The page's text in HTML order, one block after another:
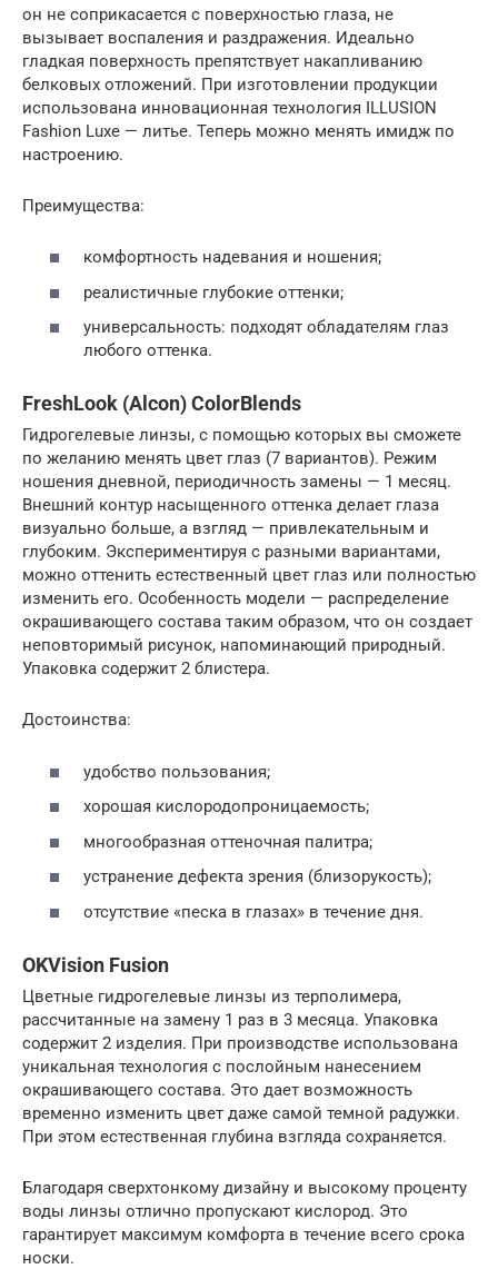
он не соприкасается с поверхностью глаза, не
вызывает воспаления и раздражения. Идеально
гладкая поверхность препятствует накапливанию
белковых отложений. При изготовлении продукции
использована инновационная технология ILLUSION
Fashion Luxe — литье. Теперь можно менять имидж по
настроению.
Преимущества:
комфортность надевания и ношения;
реалистичные глубокие оттенки;
универсальность: подходят обладателям глаз
любого оттенка.
FreshLook (Alcon) ColorBlends
Гидрогелевые линзы, с помощью которых вы сможете
по желанию менять цвет глаз (7 вариантов). Режим
ношения дневной, периодичность замены — 1 месяц.
Внешний контур насыщенного оттенка делает глаза
визуально больше, а взгляд — привлекательным и
глубоким. Экспериментируя с разными вариантами,
можно оттенить естественный цвет глаз или полностью
изменить его. Особенность модели — распределение
окрашивающего состава таким образом, что он создает
неповторимый рисунок, напоминающий природный.
Упаковка содержит 2 блистера.
Достоинства:
удобство пользования;
хорошая кислородопроницаемость;
многообразная оттеночная палитра;
устранение дефекта зрения (близорукость);
отсутствие «песка в глазах» в течение дня.
OKVision Fusion
Цветные гидрогелевые линзы из терполимера,
рассчитанные на замену 1 раз в 3 месяца. Упаковка
содержит 2 изделия. При производстве использована
уникальная технология с послойным нанесением
окрашивающего состава. Это дает возможность
временно изменить цвет даже самой темной радужки.
При этом естественная глубина взгляда сохраняется.
Благодаря сверхтонкому дизайну и высокому проценту
воды линзы отлично пропускают кислород. Это
гарантирует максимум комфорта в течение всего срока
носки.